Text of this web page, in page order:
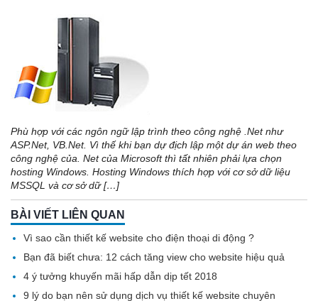
Phù hợp với các ngôn ngữ lập trình theo công nghệ .Net như
ASP.Net, VB.Net. Vì thế khi bạn dự địch lập một dự án web theo
công nghệ của. Net của Microsoft thì tất nhiên phải lựa chọn
hosting Windows. Hosting Windows thích hợp với cơ sở dữ liệu
MSSQL và cơ sở dữ […]
BÀI VIẾT LIÊN QUAN
Vì sao cần thiết kế website cho điện thoại di động ?
Bạn đã biết chưa: 12 cách tăng view cho website hiệu quả
4 ý tưởng khuyến mãi hấp dẫn dịp tết 2018
9 lý do bạn nên sử dụng dịch vụ thiết kế website chuyên